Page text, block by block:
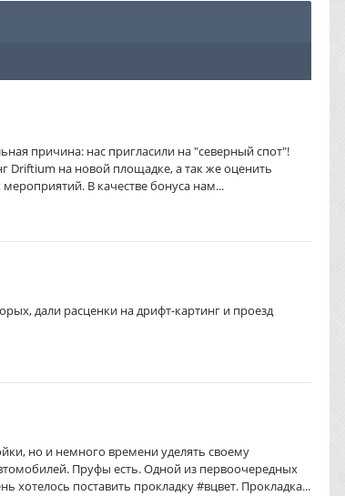
причина: нас пригласили на "северный спот"!
Driftium на новой площадке, а так же оценить
В качестве бонуса нам...
дали расценки на дрифт-картинг и проезд
но и немного времени уделять своему
Пруфы есть. Одной из первоочередных
поставить прокладку #вцвет. Прокладка...